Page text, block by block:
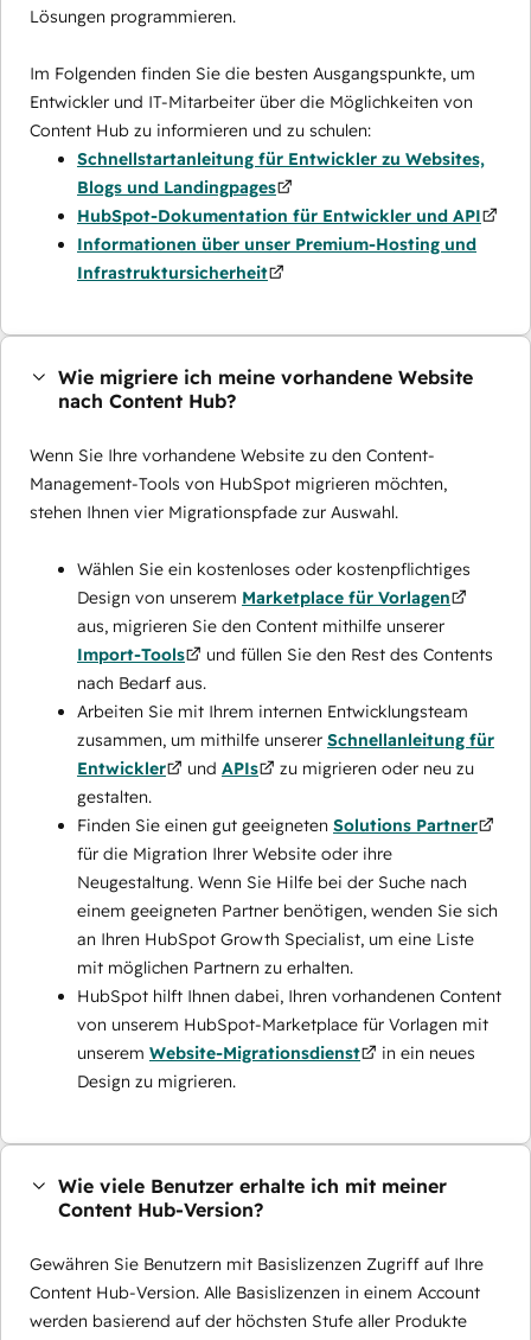
Lösungen programmieren.
Im Folgenden finden Sie die besten Ausgangspunkte, um
Entwickler und IT-Mitarbeiter über die Möglichkeiten von
Content Hub zu informieren und zu schulen:
Schnellstartanleitung für Entwickler zu Websites,
Blogs und Landingpages
HubSpot-Dokumentation für Entwickler und API
Informationen über unser Premium-Hosting und
Infrastruktursicherheit
Wie migriere ich meine vorhandene Website
nach Content Hub?
Wenn Sie Ihre vorhandene Website zu den Content-
Management-Tools von HubSpot migrieren möchten,
stehen Ihnen vier Migrationspfade zur Auswahl.
Wählen Sie ein kostenloses oder kostenpflichtiges
Design von unserem Marketplace für Vorlagen
aus, migrieren Sie den Content mithilfe unserer
Import-Tools
und füllen Sie den Rest des Contents
nach Bedarf aus.
Arbeiten Sie mit Ihrem internen Entwicklungsteam
zusammen, um mithilfe unserer Schnellanleitung für
Entwickler
und APIs
zu migrieren oder neu zu
gestalten.
Finden Sie einen gut geeigneten Solutions Partner
für die Migration Ihrer Website oder ihre
Neugestaltung. Wenn Sie Hilfe bei der Suche nach
einem geeigneten Partner benötigen, wenden Sie sich
an Ihren HubSpot Growth Specialist, um eine Liste
mit möglichen Partnern zu erhalten.
HubSpot hilft Ihnen dabei, Ihren vorhandenen Content
von unserem HubSpot-Marketplace für Vorlagen mit
unserem Website-Migrationsdienst
in ein neues
Design zu migrieren.
Wie viele Benutzer erhalte ich mit meiner
Content Hub-Version?
Gewähren Sie Benutzern mit Basislizenzen Zugriff auf Ihre
Content Hub-Version. Alle Basislizenzen in einem Account
werden basierend auf der höchsten Stufe aller Produkte